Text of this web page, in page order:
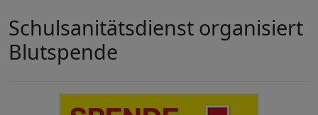
Schulsanitätsdienst organisiert
Blutspende